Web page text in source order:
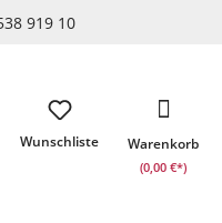
919 10
Wunschliste Warenkorb
(0,00 €*)